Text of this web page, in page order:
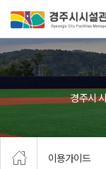
경주시
이용가이드